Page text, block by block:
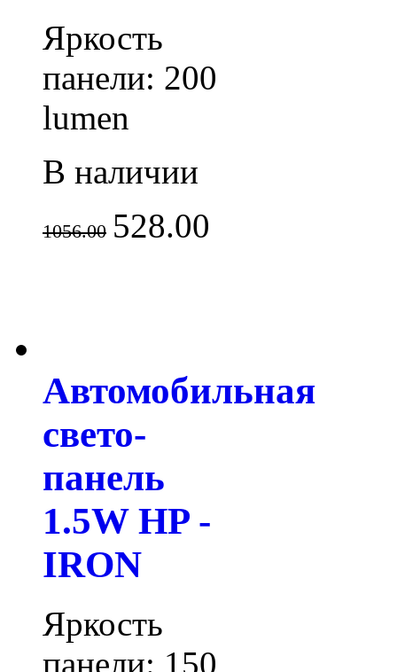
Яркость
панели: 200
lumen
В наличии
1056.00 528.00
Автомобильная
свето-
панель
1.5W HP -
IRON
Яркость
панели: 150